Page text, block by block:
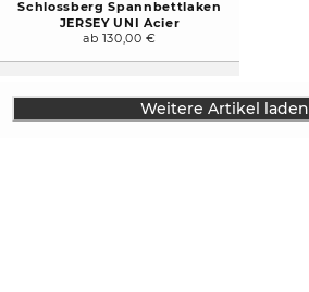
Schlossberg Spannbettlaken
JERSEY UNI Acier
ab 130,00 €
Weitere Artikel laden